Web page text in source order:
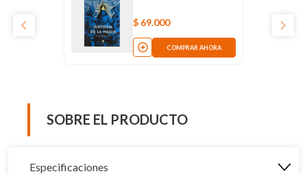
$ 69.000
COMPRAR AHORA
SOBRE EL PRODUCTO
Especificaciones